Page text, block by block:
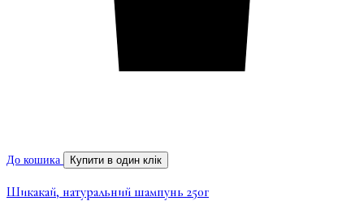
До кошика Купити в один клік
Шикакай, натуральний шампунь 250г